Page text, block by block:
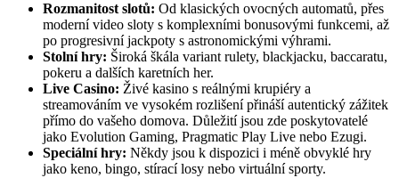
Rozmanitost slotů: Od klasických ovocných automatů, přes
moderní video sloty s komplexními bonusovými funkcemi, až
po progresivní jackpoty s astronomickými výhrami.
Stolní hry: Široká škála variant rulety, blackjacku, baccaratu,
pokeru a dalších karetních her.
Live Casino: Živé kasino s reálnými krupiéry a
streamováním ve vysokém rozlišení přináší autentický zážitek
přímo do vašeho domova. Důležití jsou zde poskytovatelé
jako Evolution Gaming, Pragmatic Play Live nebo Ezugi.
Speciální hry: Někdy jsou k dispozici i méně obvyklé hry
jako keno, bingo, stírací losy nebo virtuální sporty.